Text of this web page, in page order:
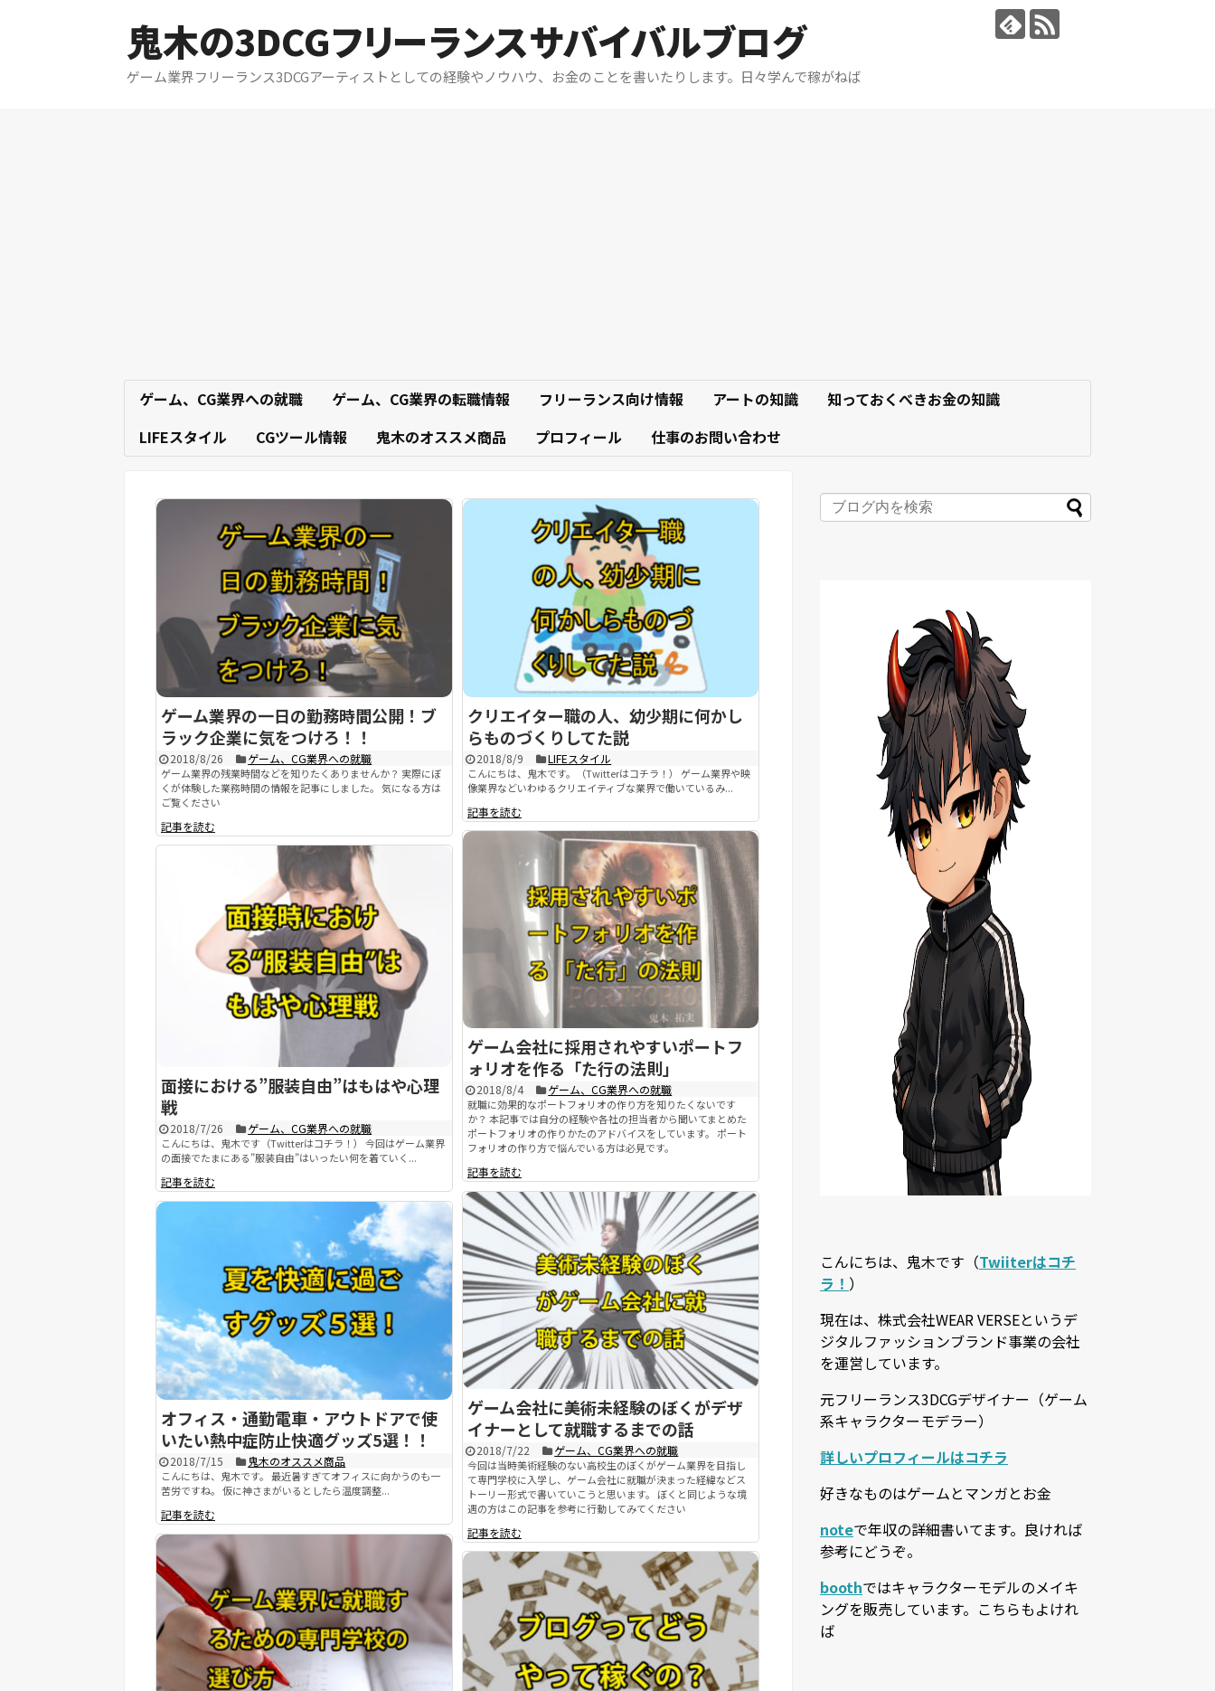
鬼木の3DCGフリーランスサバイバルブログ
ゲーム業界フリーランス3DCGアーティストとしての経験やノウハウ、お金のことを書いたりします。日々学んで稼がねば
ゲーム、CG業界への就職 ゲーム、CG業界の転職情報 フリーランス向け情報 アートの知識
知っておくべきお金の知識
LIFEスタイル
CGツール情報 鬼木のオススメ商品 プロフィール 仕事のお問い合わせ
ゲーム業界の一日の勤務時間公開！ブ
ラック企業に気をつけろ！！
2018/8/26 ゲーム、CG業界への就職
ゲーム業界の残業時間などを知りたくありませんか？ 実際にぼ
くが体験した業務時間の情報を記事にしました。 気になる方は
ご覧ください
記事を読む
クリエイター職の人、幼少期に何かし
らものづくりしてた説
2018/8/9 LIFEスタイル
こんにちは、鬼木です。（Twitterはコチラ！） ゲーム業界や映
像業界などいわゆるクリエイティブな業界で働いているみ...
記事を読む
ゲーム会社に採用されやすいポートフ
ォリオを作る「た行の法則」
2018/8/4 ゲーム、CG業界への就職
就職に効果的なポートフォリオの作り方を知りたくないです
か？ 本記事では自分の経験や各社の担当者から聞いてまとめた
ポートフォリオの作りかたのアドバイスをしています。 ポート
フォリオの作り方で悩んでいる方は必見です。
記事を読む
面接における”服装自由”はもはや心理
戦
2018/7/26 ゲーム、CG業界への就職
こんにちは、鬼木です（Twitterはコチラ！） 今回はゲーム業界
の面接でたまにある”服装自由”はいったい何を着ていく...
記事を読む
ゲーム会社に美術未経験のぼくがデザ
イナーとして就職するまでの話
2018/7/22 ゲーム、CG業界への就職
今回は当時美術経験のない高校生のぼくがゲーム業界を目指し
て専門学校に入学し、ゲーム会社に就職が決まった経緯などス
トーリー形式で書いていこうと思います。 ぼくと同じような境
遇の方はこの記事を参考に行動してみてください
記事を読む
オフィス・通勤電車・アウトドアで使
いたい熱中症防止快適グッズ5選！！
2018/7/15 鬼木のオススメ商品
こんにちは、鬼木です。 最近暑すぎてオフィスに向かうのも一
苦労ですね。 仮に神さまがいるとしたら温度調整...
記事を読む
こんにちは、鬼木です（Twiiterはコチ
ラ！ ）
現在は、株式会社WEAR VERSEというデ
ジタルファッションブランド事業の会社
を運営しています。
元フリーランス3DCGデザイナー（ゲーム
系キャラクターモデラー）
詳しいプロフィールはコチラ
好きなものはゲームとマンガとお金
noteで年収の詳細書いてます。良ければ
参考にどうぞ。
boothではキャラクターモデルのメイキ
ングを販売しています。こちらもよけれ
ば